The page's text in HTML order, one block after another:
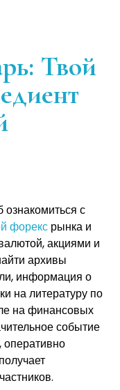
Твой
с
форекс рынка и
акциями и
архивы
информация о
на литературу по
на финансовых
событие